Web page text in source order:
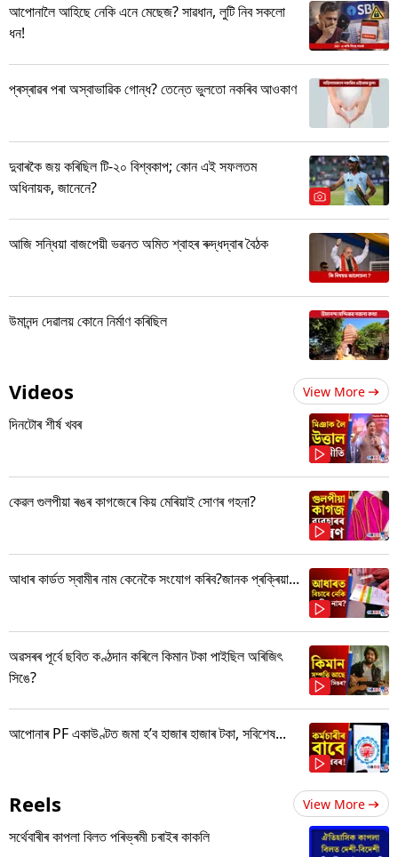
আপোনালৈ আহিছে নেকি এনে মেছেজ? সাৱধান, লুটি নিব সকলো
ধন!
প্ৰস্ৰাৱৰ পৰা অস্বাভাৱিক গোন্ধ? তেন্তে ভুলতো নকৰিব আওকাণ
দুবাৰকৈ জয় কৰিছিল টি-২০ বিশ্বকাপ; কোন এই সফলতম
অধিনায়ক, জানেনে?
আজি সন্ধিয়া বাজপেয়ী ভৱনত অমিত শ্বাহৰ ৰুদ্ধদ্বাৰ বৈঠক
উমানন্দ দেৱালয় কোনে নিৰ্মাণ কৰিছিল
Videos View More
দিনটোৰ শীৰ্ষ খবৰ
কেৱল গুলপীয়া ৰঙৰ কাগজেৰে কিয় মেৰিয়াই সোণৰ গহনা?
আধাৰ কাৰ্ডত স্বামীৰ নাম কেনেকৈ সংযোগ কৰিব?জানক প্ৰক্ৰিয়া...
অৱসৰৰ পূৰ্বে ছবিত কণ্ঠদান কৰিলে কিমান টকা পাইছিল অৰিজিৎ
সিঙে?
আপোনাৰ PF একাউণ্টত জমা হ’ব হাজাৰ হাজাৰ টকা, সবিশেষ...
Reels View More
সৰ্থেবাৰীৰ কাপলা বিলত পৰিভ্ৰমী চৰাইৰ কাকলি